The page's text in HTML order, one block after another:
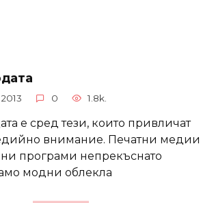
0 1.8k.
е сред тези, които привличат
внимание. Печатни медии
програми непрекъснато
модни облекла